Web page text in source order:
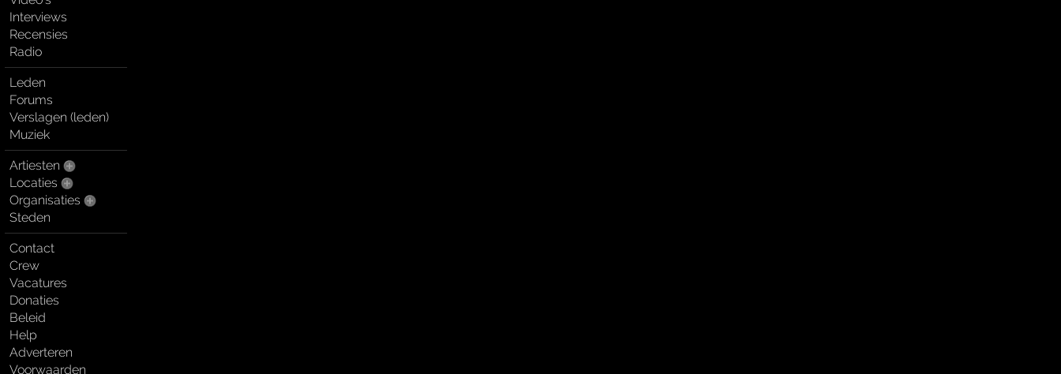
Interviews
Recensies
Radio
Leden
Forums
Verslagen (leden)
Muziek
Artiesten
Locaties
Organisaties
Steden
Contact
Crew
Vacatures
Donaties
Beleid
Help
Adverteren
Voorwaarden